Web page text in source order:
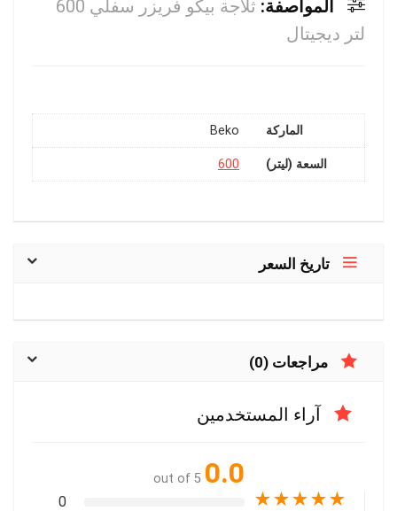
المواصفة:
ثلاجة بيكو فريزر سفلي 600
لتر ديجيتال
الماركة Beko
السعة (ليتر) 600
تاريخ السعر
مراجعات (0)
آراء المستخدمين
0.0
out of 5
★
★
★
★
★
0